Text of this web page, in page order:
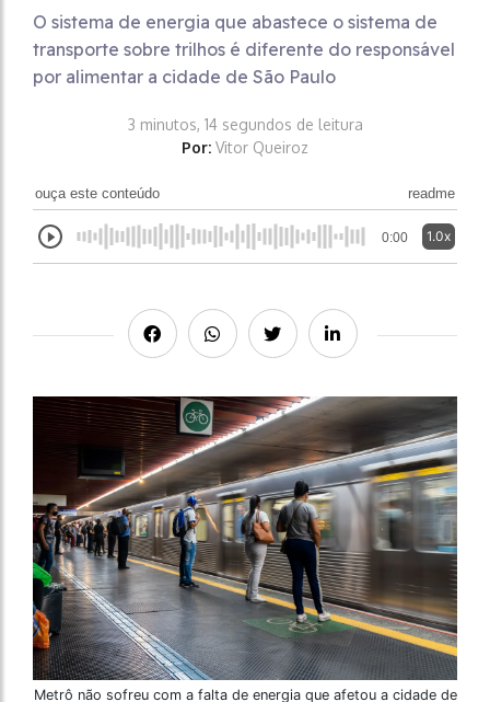
O sistema de energia que abastece o sistema de
transporte sobre trilhos é diferente do responsável
por alimentar a cidade de São Paulo
3 minutos, 14 segundos de leitura
Por: Vitor Queiroz
ouça este conteúdo readme
0:00 1.0x
Metrô não sofreu com a falta de energia que afetou a cidade de